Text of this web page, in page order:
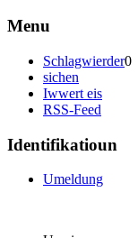
Menu
Schlagwierder0
sichen
Iwwert eis
RSS-Feed
Identifikatioun
Umeldung